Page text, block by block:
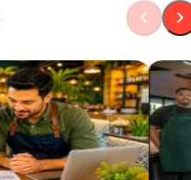
‹ ›